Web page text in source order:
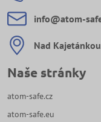
info​@atom-
Nad
Naše stránky
atom-safe.cz
atom-safe.eu